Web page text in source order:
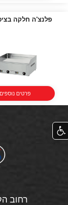
פלנצ'ה חלקה
פרטים נוספים
רחוב הקידמה 47 ,